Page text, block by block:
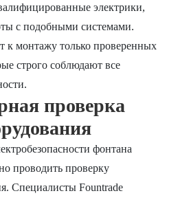
электрики,
с подобными системами.
к монтажу только проверенных
строго соблюдают все
проверка
фонтана
проводить проверку
Специалисты Fountrade